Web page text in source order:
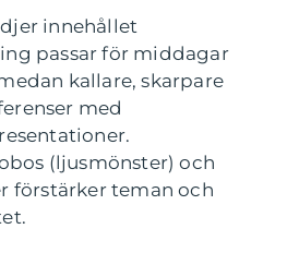
innehållet
passar för middagar
kallare, skarpare
med
(ljusmönster) och
förstärker teman och